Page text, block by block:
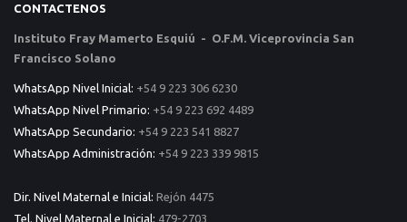
CONTACTENOS
Instituto Fray Mamerto Esquiú - O.F.M. Viceprovincia San
Francisco Solano
WhatsApp Nivel Inicial: +54 9 223 306 6230
WhatsApp Nivel Primario: +54 9 223 692 4489
WhatsApp Secundario: +54 9 223 541 8827
WhatsApp Administración: +54 9 223 339 9815
Dir. Nivel Maternal e Inicial: Rejón 4475
Tel. Nivel Maternal e Inicial: 479-2703